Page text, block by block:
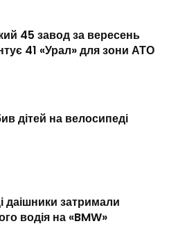
45 завод за вересень
41 «Урал» для зони АТО
дітей на велосипеді
даішники затримали
водія на «BMW»